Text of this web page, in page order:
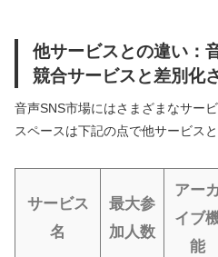
他サービスとの違い：
競合サービスと差別化
音声SNS市場にはさまざまなサー
スペースは下記の点で他サービス
サービス
名
最大参
加人数
アーカ
イブ
能